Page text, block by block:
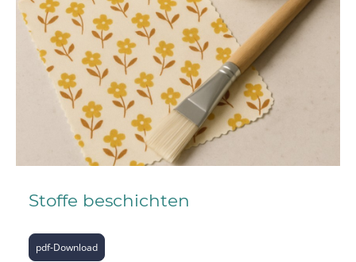
Stoffe beschichten
pdf-Download